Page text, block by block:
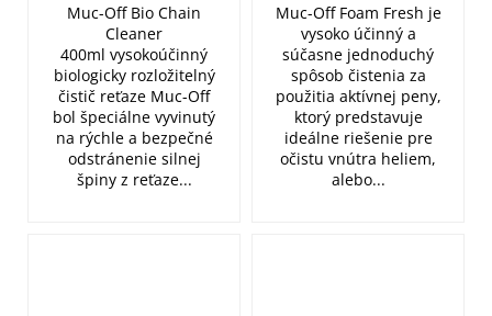
Muc-Off Bio Chain
Cleaner
400ml vysokoúčinný
biologicky rozložitelný
čistič reťaze Muc-Off
bol špeciálne vyvinutý
na rýchle a bezpečné
odstránenie silnej
špiny z reťaze...
Muc-Off Foam Fresh je
vysoko účinný a
súčasne jednoduchý
spôsob čistenia za
použitia aktívnej peny,
ktorý predstavuje
ideálne riešenie pre
očistu vnútra heliem,
alebo...